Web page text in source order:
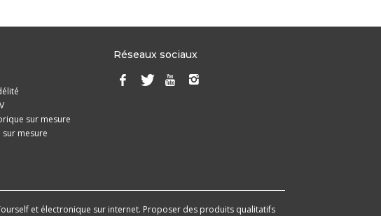
sur mesure
mesure
Réseaux sociaux
et électronique sur internet. Proposer des produits qualitatifs